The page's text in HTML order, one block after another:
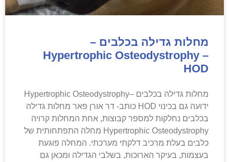
מחלות גדילה בכלבים –
Hypertrophic Osteodystrophy –
HOD
מחלות גדילה בכלבים –Hypertrophic Osteodystrophy
ידועה גם בכינוי HOD כותב- דר אורן פאר מחלות גדילה
בכלבים נחלקות למספר קבוצות, אחת המחלות קרויה
Hypertrophic Osteodystrophy מחלה התפתחותית של
כלבים בעלת מרכיב דלקתי מערכתי. המחלה פוגעת
בעצמות, בעיקר הארוכות, בשלבי הגדילה ומכאן גם